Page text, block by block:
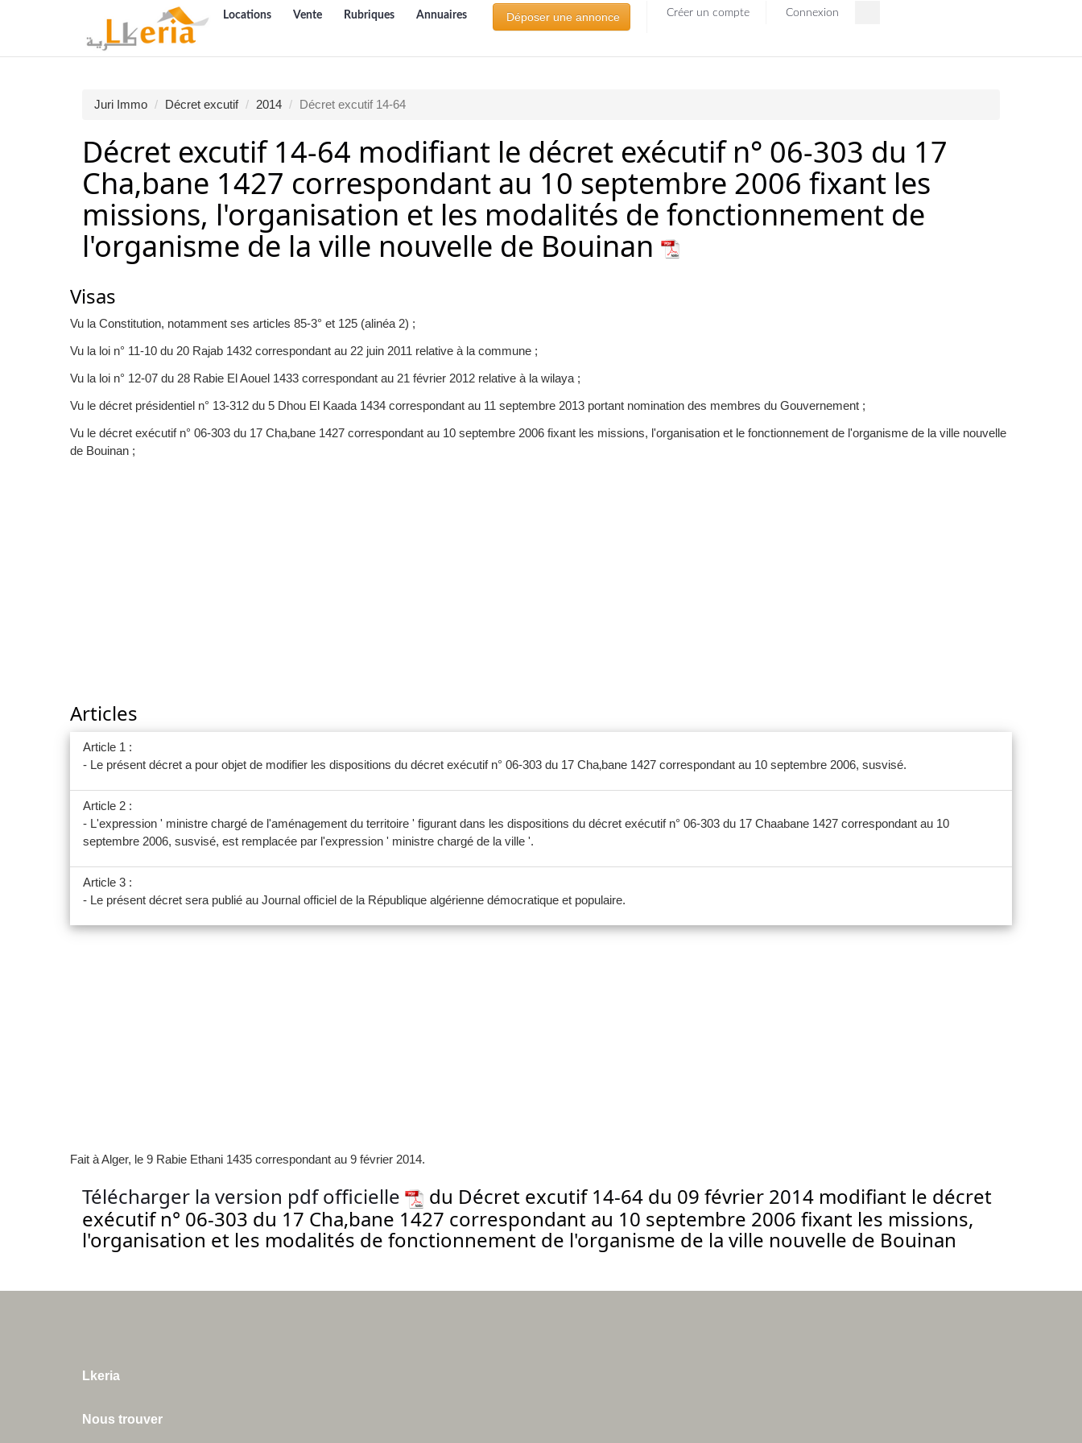
Locations Vente Rubriques Annuaires Déposer une annonce Créer un compte Connexion
Juri Immo Décret excutif 2014 Décret excutif 14-64
Décret excutif 14-64 modifiant le décret exécutif n° 06-303 du 17
Cha‚bane 1427 correspondant au 10 septembre 2006 fixant les
missions, l'organisation et les modalités de fonctionnement de
l'organisme de la ville nouvelle de Bouinan
Visas
Vu la Constitution, notamment ses articles 85-3° et 125 (alinéa 2) ;
Vu la loi n° 11-10 du 20 Rajab 1432 correspondant au 22 juin 2011 relative à la commune ;
Vu la loi n° 12-07 du 28 Rabie El Aouel 1433 correspondant au 21 février 2012 relative à la wilaya ;
Vu le décret présidentiel n° 13-312 du 5 Dhou El Kaada 1434 correspondant au 11 septembre 2013 portant nomination des membres du Gouvernement ;
Vu le décret exécutif n° 06-303 du 17 Cha‚bane 1427 correspondant au 10 septembre 2006 fixant les missions, l'organisation et le fonctionnement de l'organisme de la ville nouvelle
de Bouinan ;
Articles
Article 1 :
- Le présent décret a pour objet de modifier les dispositions du décret exécutif n° 06-303 du 17 Cha‚bane 1427 correspondant au 10 septembre 2006, susvisé.
Article 2 :
- L'expression ' ministre chargé de l'aménagement du territoire ' figurant dans les dispositions du décret exécutif n° 06-303 du 17 Chaabane 1427 correspondant au 10
septembre 2006, susvisé, est remplacée par l'expression ' ministre chargé de la ville '.
Article 3 :
- Le présent décret sera publié au Journal officiel de la République algérienne démocratique et populaire.
Fait à Alger, le 9 Rabie Ethani 1435 correspondant au 9 février 2014.
Télécharger la version pdf officielle
du Décret excutif 14-64 du 09 février 2014 modifiant le décret
exécutif n° 06-303 du 17 Cha‚bane 1427 correspondant au 10 septembre 2006 fixant les missions,
l'organisation et les modalités de fonctionnement de l'organisme de la ville nouvelle de Bouinan
Lkeria
Nous trouver